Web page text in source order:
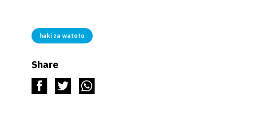
haki za watoto
Share